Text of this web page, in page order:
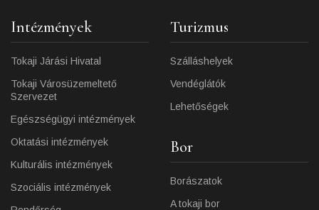
Intézmények
Tokaji Járási Hivatal
Tokaji Városüzemeltető
Szervezet
Egészségügyi intézmények
Oktatási intézmények
Kulturális intézmények
Szociális intézmények
Turizmus
Szálláshelyek
Vendéglátók
Lehetőségek
Bor
Borászatok
A tokaji bor